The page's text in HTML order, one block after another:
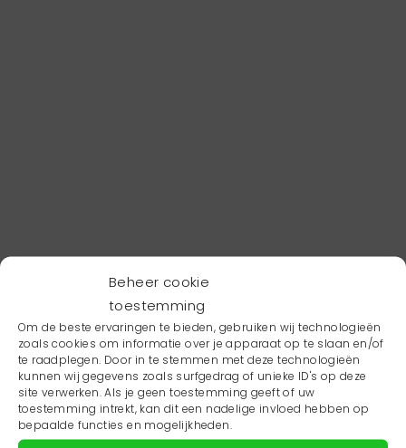
Beheer cookie
toestemming
Om de beste ervaringen te bieden, gebruiken wij technologieën
zoals cookies om informatie over je apparaat op te slaan en/of
te raadplegen. Door in te stemmen met deze technologieën
kunnen wij gegevens zoals surfgedrag of unieke ID's op deze
site verwerken. Als je geen toestemming geeft of uw
toestemming intrekt, kan dit een nadelige invloed hebben op
bepaalde functies en mogelijkheden.
Wil je niets missen?